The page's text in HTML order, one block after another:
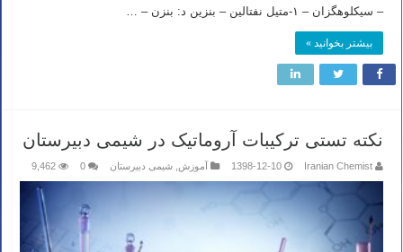
– سیکلوهگزان – ۱-متیل نفتالین – بنزین د: بنزن – …
بیشتر بخوانید »
نکته تستی ترکیبات آروماتیک در شیمی دبیرستان
Iranian Chemist
1398-12-10 آموزش شیمی دبیرستان 0
9,462